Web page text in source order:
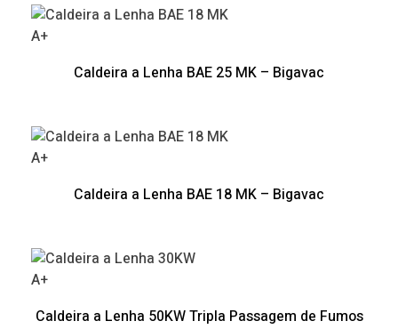
A+
Caldeira a Lenha BAE 25 MK – Bigavac
A+
Caldeira a Lenha BAE 18 MK – Bigavac
A+
Caldeira a Lenha 50KW Tripla Passagem de Fumos